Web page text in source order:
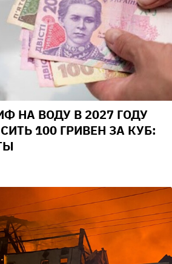
НА ВОДУ В 2027 ГОДУ
100 ГРИВЕН ЗА КУБ: